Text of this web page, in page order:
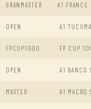
GRANMASTER A1 FRANCE
OPEN A1
FPCUP1000 FP CUP
OPEN A1 BANCO
MASTER A1 MACRO